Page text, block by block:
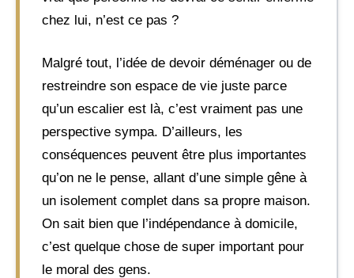
chez lui, n’est ce pas ?
Malgré tout, l’idée de devoir déménager ou de
restreindre son espace de vie juste parce
qu’un escalier est là, c’est vraiment pas une
perspective sympa. D’ailleurs, les
conséquences peuvent être plus importantes
qu’on ne le pense, allant d’une simple gêne à
un isolement complet dans sa propre maison.
On sait bien que l’indépendance à domicile,
c’est quelque chose de super important pour
le moral des gens.